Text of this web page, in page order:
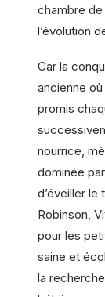
chambre
l’évolution
Car la
ancienne où
promis
nourrice,
dominée
d’éveiller
Robinson,
pour les
saine et
la